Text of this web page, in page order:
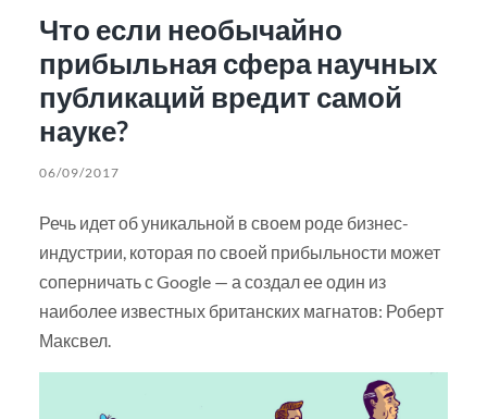
Что если необычайно
прибыльная сфера научных
публикаций вредит самой
науке?
06/09/2017
Речь идет об уникальной в своем роде бизнес-
индустрии, которая по своей прибыльности может
соперничать с Google — а создал ее один из
наиболее известных британских магнатов: Роберт
Максвел.